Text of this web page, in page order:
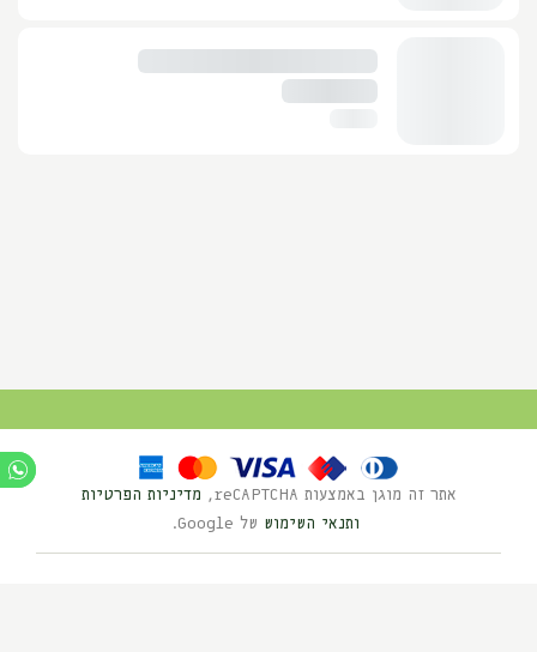
אתר זה מוגן באמצעות reCAPTCHA,
מדיניות הפרטיות
ותנאי השימוש של Google.